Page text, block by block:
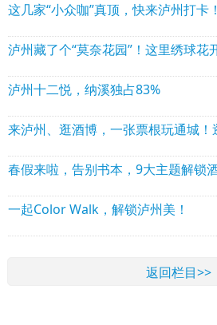
这几家“小众咖”真顶，快来泸州打卡！
泸州十二悦，纳溪独占83%
一起Color Walk，解锁泸州美！
返回栏目>>